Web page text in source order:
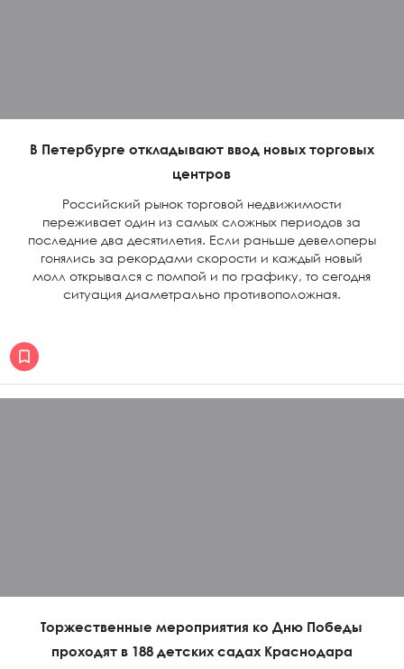
В Петербурге откладывают ввод новых торговых
центров
Российский рынок торговой недвижимости
переживает один из самых сложных периодов за
последние два десятилетия. Если раньше девелоперы
гонялись за рекордами скорости и каждый новый
молл открывался с помпой и по графику, то сегодня
ситуация диаметрально противоположная.
Торжественные мероприятия ко Дню Победы
проходят в 188 детских садах Краснодара